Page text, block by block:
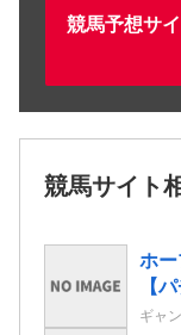
競馬予想サ
競馬サイト
ホ
【
ギャ